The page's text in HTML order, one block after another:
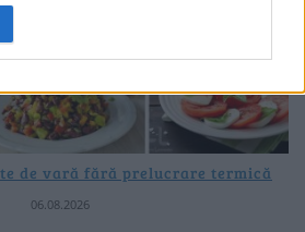
de vară fără prelucrare termică
06.08.2026